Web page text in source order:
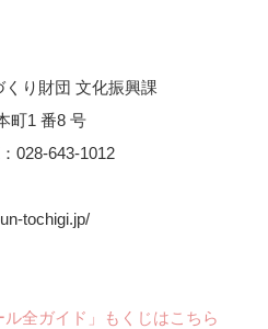
り財団 文化振興課
町1 番8 号
028-643-1012
tochigi.jp/
ル全ガイド」もくじはこちら